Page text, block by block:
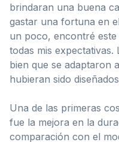
brindaran una buena
gastar una fortuna en
un poco, encontré
todas mis
bien que se adaptaron
hubieran sido
Una de las primeras
fue la mejora en la
comparación con el